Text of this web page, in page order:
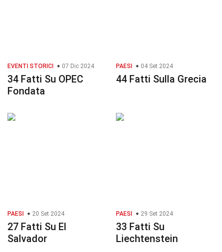
EVENTI STORICI 07 Dic 2024
34 Fatti Su OPEC
Fondata
PAESI 04 Set 2024
44 Fatti Sulla Grecia
PAESI 20 Set 2024
27 Fatti Su El
Salvador
PAESI 29 Set 2024
33 Fatti Su
Liechtenstein